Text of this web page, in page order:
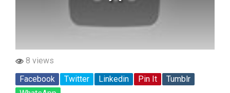
8 views
Facebook
Twitter Linkedin Pin It
Tumblr